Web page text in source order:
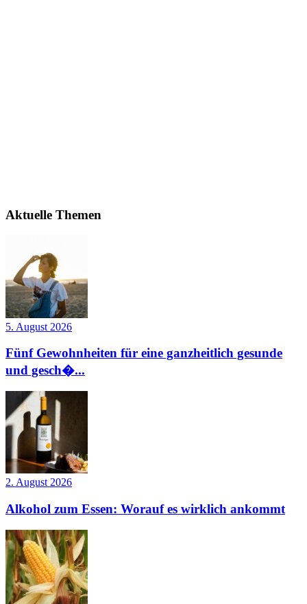
Aktuelle Themen
5. August 2026
Fünf Gewohnheiten für eine ganzheitlich gesunde
und gesch�...
2. August 2026
Alkohol zum Essen: Worauf es wirklich ankommt